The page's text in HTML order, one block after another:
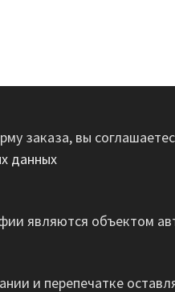
заказа, вы
данных
являются объектом
и перепечатке